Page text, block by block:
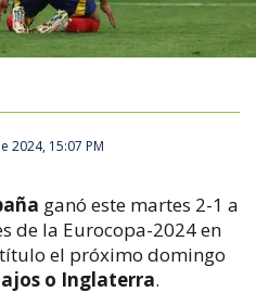
2024, 15:07 PM
ganó este martes 2-1 a
de la Eurocopa-2024 en
el próximo domingo
o Inglaterra.